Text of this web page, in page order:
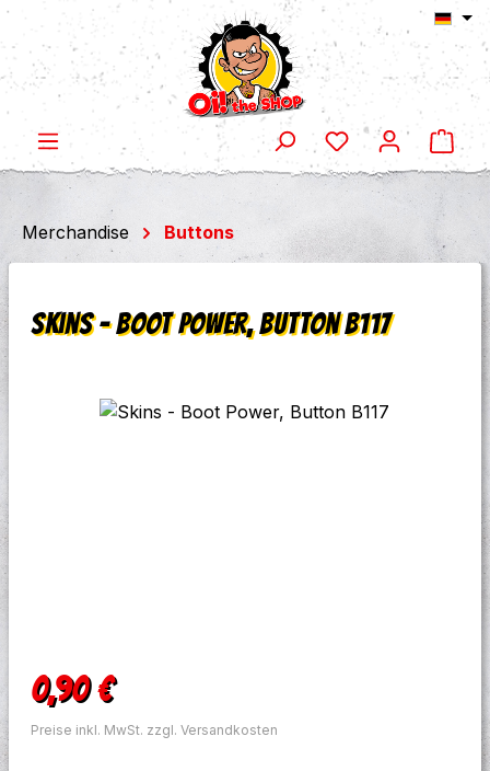
Zum Hauptinhalt springen
Merchandise Buttons
Skins - Boot Power, Button B117
Bildergalerie überspringen
Regulärer Preis:
0,90 €
Preise inkl. MwSt. zzgl. Versandkosten